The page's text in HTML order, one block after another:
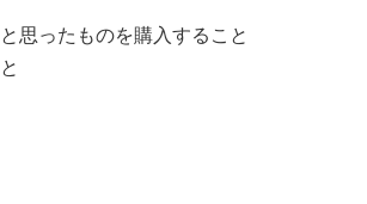
思ったものを購入すること